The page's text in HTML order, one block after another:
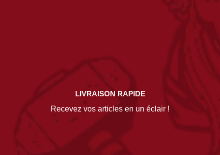
LIVRAISON RAPIDE
Recevez vos articles en un éclair !